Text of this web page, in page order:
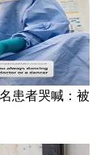
患者哭喊：被